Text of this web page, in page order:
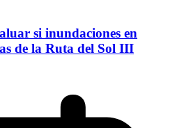
si inundaciones en
de la Ruta del Sol III